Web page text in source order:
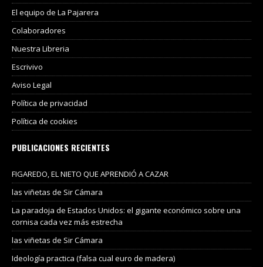
El equipo de La Pajarera
Colaboradores
Nuestra Libreria
Escrivivo
Aviso Legal
Política de privacidad
Política de cookies
PUBLICACIONES RECIENTES
FIGAREDO, EL NIETO QUE APRENDIÓ A CAZAR
las viñetas de Sir Cámara
La paradoja de Estados Unidos: el gigante económico sobre una
cornisa cada vez más estrecha
las viñetas de Sir Cámara
Ideología practica (falsa cual euro de madera)